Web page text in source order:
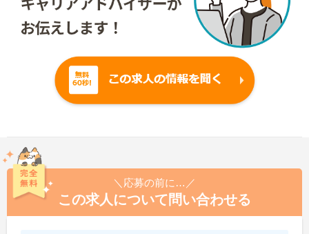
＼応募の前に…／
この求人について問い合わせる